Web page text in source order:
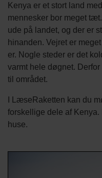
elementer
Tekst
afsnit
Kenya er et stort land
mennesker bor meget
ude på landet, og der er
hinanden. Vejret er
er. Nogle steder er det
varmt hele døgnet.
til området.
I LæseRaketten kan du
forskellige dele af
huse.